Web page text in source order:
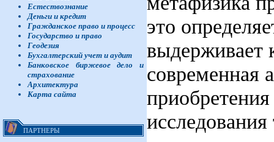
Естествознание
Деньги и кредит
Гражданское право и процесс
Государство и право
Геодезия
Бухгалтерский учет и аудит
Банковское биржевое дело и
страхование
Архитектура
Карта сайта
ПАРТНЕРЫ
это
выдерживает
современная